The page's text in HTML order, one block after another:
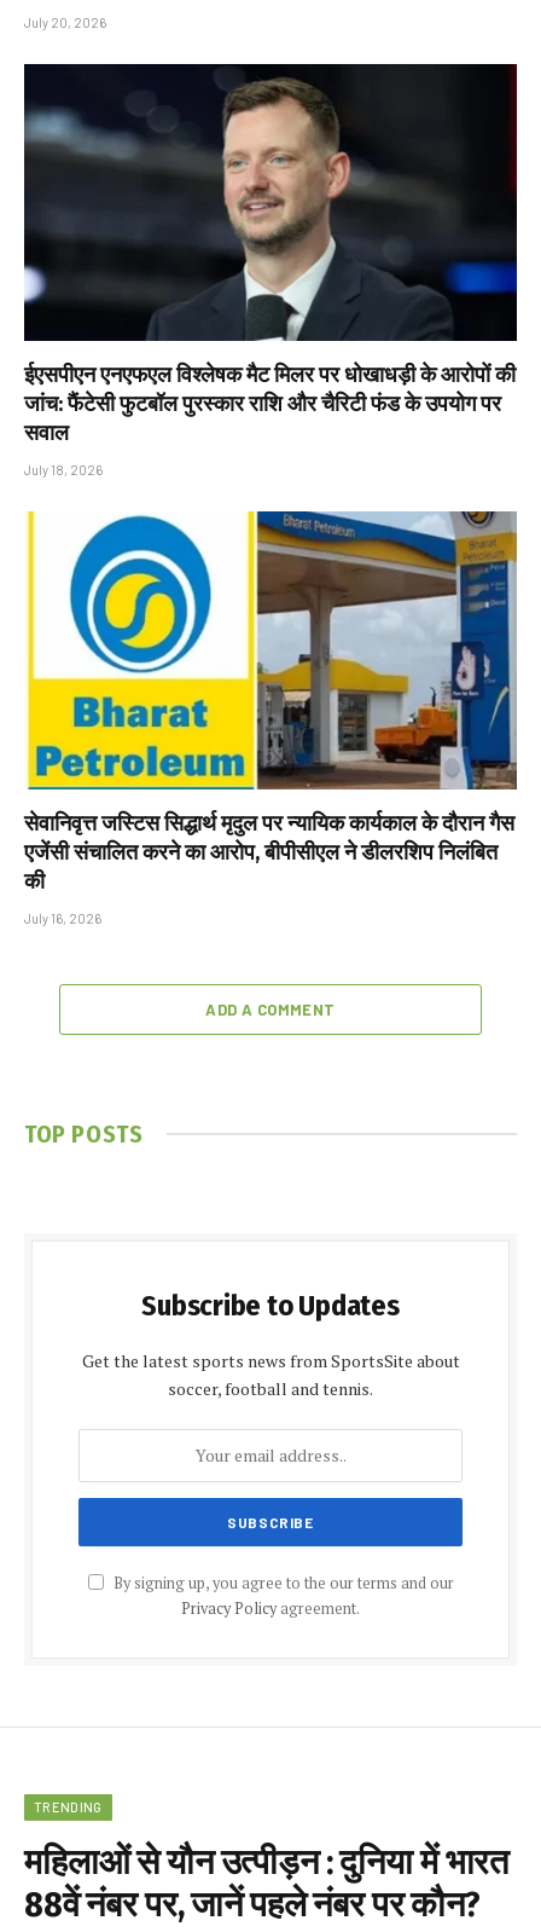
July 20, 2026
ईएसपीएन एनएफएल विश्लेषक मैट मिलर पर धोखाधड़ी के आरोपों की
जांच: फैंटेसी फुटबॉल पुरस्कार राशि और चैरिटी फंड के उपयोग पर
सवाल
July 18, 2026
सेवानिवृत्त जस्टिस सिद्धार्थ मृदुल पर न्यायिक कार्यकाल के दौरान गैस
एजेंसी संचालित करने का आरोप, बीपीसीएल ने डीलरशिप निलंबित
की
July 16, 2026
ADD A COMMENT
TOP POSTS
Subscribe to Updates
Get the latest sports news from SportsSite about
soccer, football and tennis.
By signing up, you agree to the our terms and our
Privacy Policyagreement.
TRENDING
महिलाओं से यौन उत्पीड़न : दुनिया में भारत
88वें नंबर पर, जानें पहले नंबर पर कौन?